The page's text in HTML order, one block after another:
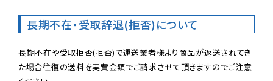
長期不在・受取辞退(拒否)について
長期不在や受取拒否(拒否)で運送業者様より商品が返送されてき
た場合往復の送料を実費金額でご請求させて頂きますのでご注意